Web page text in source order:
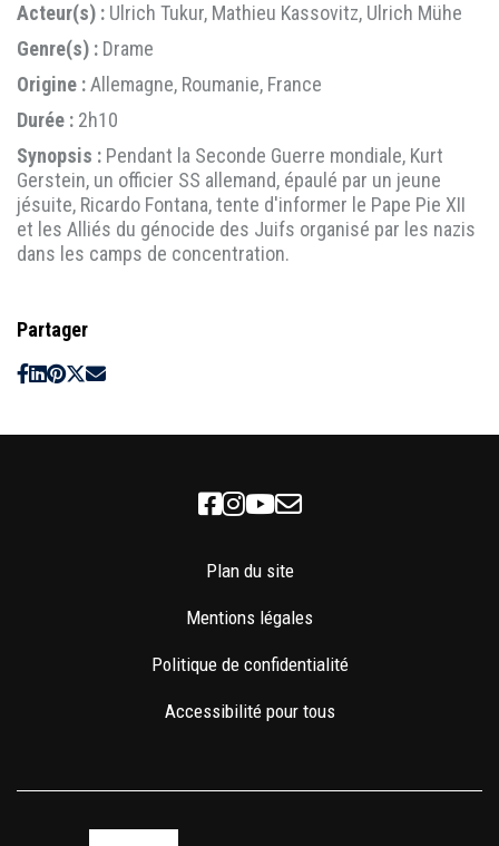
Acteur(s) : Ulrich Tukur, Mathieu Kassovitz, Ulrich Mühe
Genre(s) : Drame
Origine :Allemagne, Roumanie, France
Durée : 2h10
Synopsis : Pendant la Seconde Guerre mondiale, Kurt
Gerstein, un officier SS allemand, épaulé par un jeune
jésuite, Ricardo Fontana, tente d'informer le Pape Pie XII
et les Alliés du génocide des Juifs organisé par les nazis
dans les camps de concentration.
Partager
Facebook
Instagram
Youtube
Newsletter
Plan du site
Mentions légales
Politique de confidentialité
Accessibilité pour tous